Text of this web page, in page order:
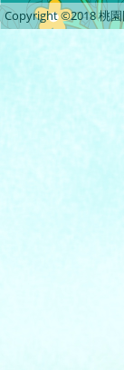
Copyright ©2018 桃